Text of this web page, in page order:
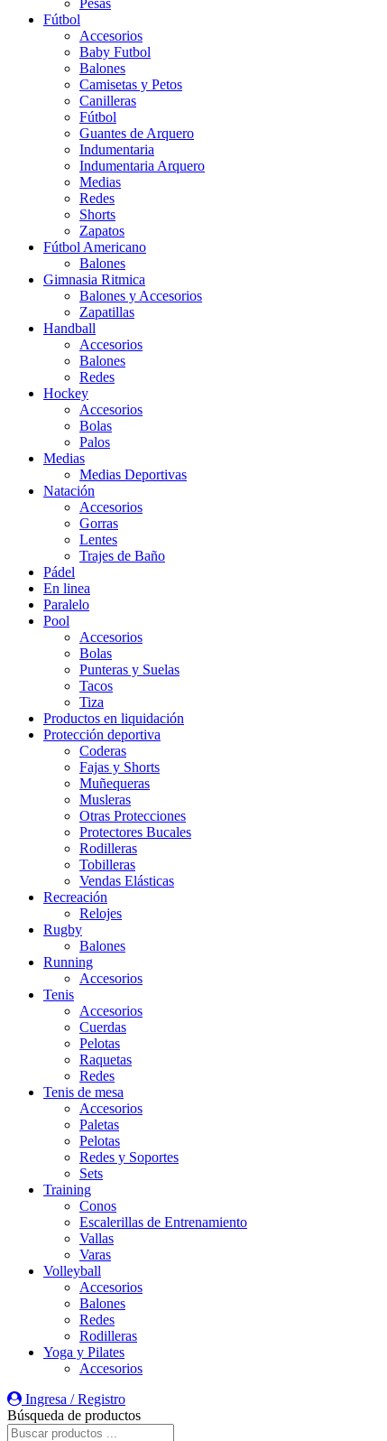
Fútbol
Accesorios
Baby Futbol
Balones
Camisetas y Petos
Canilleras
Fútbol
Guantes de Arquero
Indumentaria
Indumentaria Arquero
Medias
Redes
Shorts
Zapatos
Fútbol Americano
Balones
Gimnasia Ritmica
Balones y Accesorios
Zapatillas
Handball
Accesorios
Balones
Redes
Hockey
Accesorios
Bolas
Palos
Medias
Medias Deportivas
Natación
Accesorios
Gorras
Lentes
Trajes de Baño
Pádel
En linea
Paralelo
Pool
Accesorios
Bolas
Punteras y Suelas
Tacos
Tiza
Productos en liquidación
Protección deportiva
Coderas
Fajas y Shorts
Muñequeras
Musleras
Otras Protecciones
Protectores Bucales
Rodilleras
Tobilleras
Vendas Elásticas
Recreación
Relojes
Rugby
Balones
Running
Accesorios
Tenis
Accesorios
Cuerdas
Pelotas
Raquetas
Redes
Tenis de mesa
Accesorios
Paletas
Pelotas
Redes y Soportes
Sets
Training
Conos
Escalerillas de Entrenamiento
Vallas
Varas
Volleyball
Accesorios
Balones
Redes
Rodilleras
Yoga y Pilates
Accesorios
Ingresa / Registro
Búsqueda de productos